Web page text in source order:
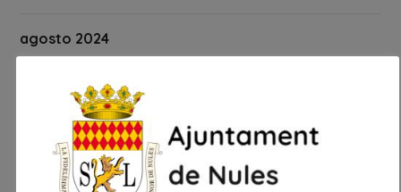
agosto 2024
julio 2024
junio 2024
mayo 2024